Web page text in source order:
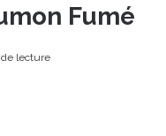
Fumé
lecture